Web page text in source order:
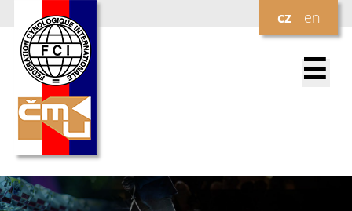
cz en
☰